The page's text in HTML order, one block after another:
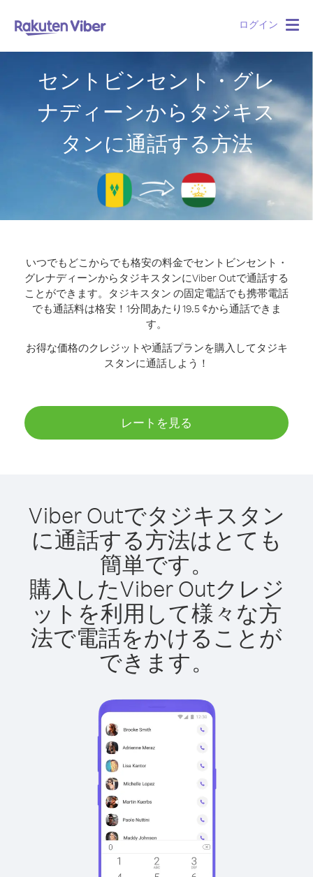
ログイン
セントビンセント・グレ
ナディーンからタジキス
タンに通話する方法
いつでもどこからでも格安の料金でセントビンセント・
グレナディーンからタジキスタンにViber Outで通話する
ことができます。
タジキスタン の固定電話でも携帯電話
でも通話料は格安！1分間あたり19.5 ¢から通話できま
す。
お得な価格のクレジットや通話プランを購入してタジキ
スタンに通話しよう！
レートを見る
Viber Outでタジキスタン
に通話する方法はとても
簡単です。
購入したViber Outクレジ
ットを利用して様々な方
法で電話をかけることが
できます。